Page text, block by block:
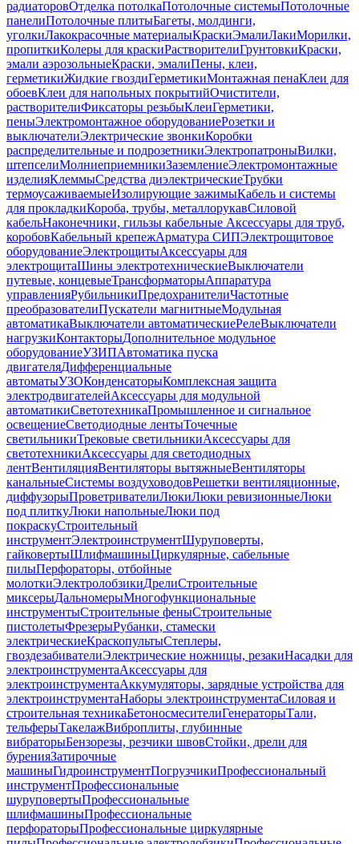
радиаторовОтделка потолкаПотолочные системыПотолочные
панелиПотолочные плитыБагеты, молдинги,
уголкиЛакокрасочные материалыКраскиЭмалиЛакиМорилки,
пропиткиКолеры для краскиРастворителиГрунтовкиКраски,
эмали аэрозольныеКраски, эмалиПены, клеи,
герметикиЖидкие гвоздиГерметикиМонтажная пенаКлеи для
обоевКлеи для напольных покрытийОчистители,
растворителиФиксаторы резьбыКлеиГерметики,
пеныЭлектромонтажное оборудованиеРозетки и
выключателиЭлектрические звонкиКоробки
распределительные и подрозетникиЭлектропатроныВилки,
штепселиМолниеприемникиЗаземлениеЭлектромонтажные
изделияКлеммыСредства диэлектрическиеТрубки
термоусаживаемыеИзолирующие зажимыКабель и системы
для прокладкиКороба, трубы, металлорукавСиловой
кабельНаконечники, гильзы кабельные Аксессуары для труб,
коробовКабельный крепежАрматура СИПЭлектрощитовое
оборудованиеЭлектрощитыАксессуары для
электрощитаШины электротехническиеВыключатели
путевые, концевыеТрансформаторыАппаратура
управленияРубильникиПредохранителиЧастотные
преобразователиПускатели магнитныеМодульная
автоматикаВыключатели автоматическиеРелеВыключатели
нагрузкиКонтакторыДополнительное модульное
оборудованиеУЗИПАвтоматика пуска
двигателяДифференциальные
автоматыУЗОКонденсаторыКомплексная защита
электродвигателейАксессуары для модульной
автоматикиСветотехникаПромышленное и сигнальное
освещениеСветодиодные лентыТочечные
светильникиТрековые светильникиАксессуары для
светотехникиАксессуары для светодиодных
лентВентиляцияВентиляторы вытяжныеВентиляторы
канальныеСистемы воздуховодовРешетки вентиляционные,
диффузорыПроветривателиЛюкиЛюки ревизионныеЛюки
под плиткуЛюки напольныеЛюки под
покраскуСтроительный
инструментЭлектроинструментШуруповерты,
гайковертыШлифмашиныЦиркулярные, сабельные
пилыПерфораторы, отбойные
молоткиЭлектролобзикиДрелиСтроительные
миксерыДальномерыМногофункциональные
инструментыСтроительные феныСтроительные
пистолетыФрезерыРубанки, стамески
электрическиеКраскопультыСтеплеры,
гвоздезабивателиЭлектрические ножницы, резакиНасадки для
электроинструментаАксессуары для
электроинструментаАккумуляторы, зарядные устройства для
электроинструментаНаборы электроинструментаСиловая и
строительная техникаБетоносмесителиГенераторыТали,
тельферыТакелажВиброплиты, глубинные
вибраторыБензорезы, резчики швовСтойки, дрели для
буренияЗатирочные
машиныГидроинструментПогрузчикиПрофессиональный
инструментПрофессиональные
шуруповертыПрофессиональные
шлифмашиныПрофессиональные
перфораторыПрофессиональные циркулярные